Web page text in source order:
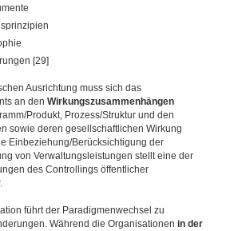
[29]
Ausrichtung muss sich das
an den Wirkungszusammenhängen
Produkt, Prozess/Struktur und den
sowie deren gesellschaftlichen Wirkung
Einbeziehung/Berücksichtigung der
von Verwaltungsleistungen stellt eine der
des Controllings öffentlicher
führt der Paradigmenwechsel zu
Während die Organisationen in der